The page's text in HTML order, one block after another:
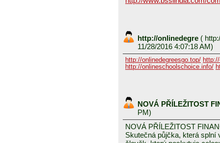
http://onlinedegre (
11/28/2016 4:07:18 AM)
http://onlinedegreesgo.top/
http://onlineschoolschoice.info/
NOVÁ PŘÍLEŽITOST
PM)
NOVÁ PŘÍLEŽITOST
Skutečná půjčka, která